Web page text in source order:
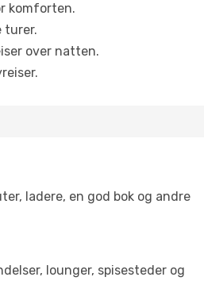
komforten.
turer.
over natten.
ladere, en god bok og andre
lounger, spisesteder og